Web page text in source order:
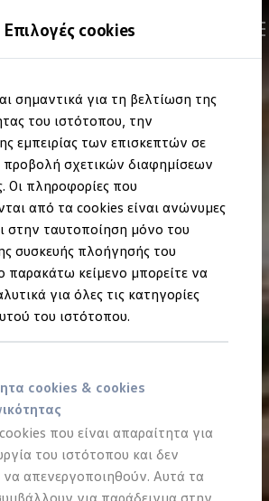
Επιλογές cookies
σημαντικά για τη βελτίωση της
του ιστότοπου, την
εμπειρίας των επισκεπτών σε
προβολή σχετικών διαφημίσεων
Οι πληροφορίες που
από τα cookies είναι ανώνυμες
στην ταυτοποίηση μόνο του
συσκευής πλοήγησής του
παρακάτω κείμενο μπορείτε να
για όλες τις κατηγορίες
του ιστότοπου.
cookies & cookies
που είναι απαραίτητα για
του ιστότοπου και δεν
απενεργοποιηθούν. Αυτά τα
για παράδειγμα στην
Μοντέλα
το Volkswagen σας
Οχήματα Volkswagen
μοντέλα
μοντέλα
Polo
Cargo
ehybrid
ηλεκτρικά αυτοκίνητα
αυτονομίας
χρόνου φόρτισης
κόστους φόρτισης
λογισμικού
- Υπηρεσία Φόρτισης
σημείων φόρτισης